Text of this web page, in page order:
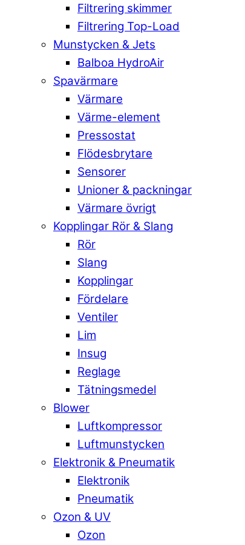
Filtrering skimmer
Filtrering Top-Load
Munstycken & Jets
Balboa HydroAir
Spavärmare
Värmare
Värme-element
Pressostat
Flödesbrytare
Sensorer
Unioner & packningar
Värmare övrigt
Kopplingar Rör & Slang
Rör
Slang
Kopplingar
Fördelare
Ventiler
Lim
Insug
Reglage
Tätningsmedel
Blower
Luftkompressor
Luftmunstycken
Elektronik & Pneumatik
Elektronik
Pneumatik
Ozon & UV
Ozon